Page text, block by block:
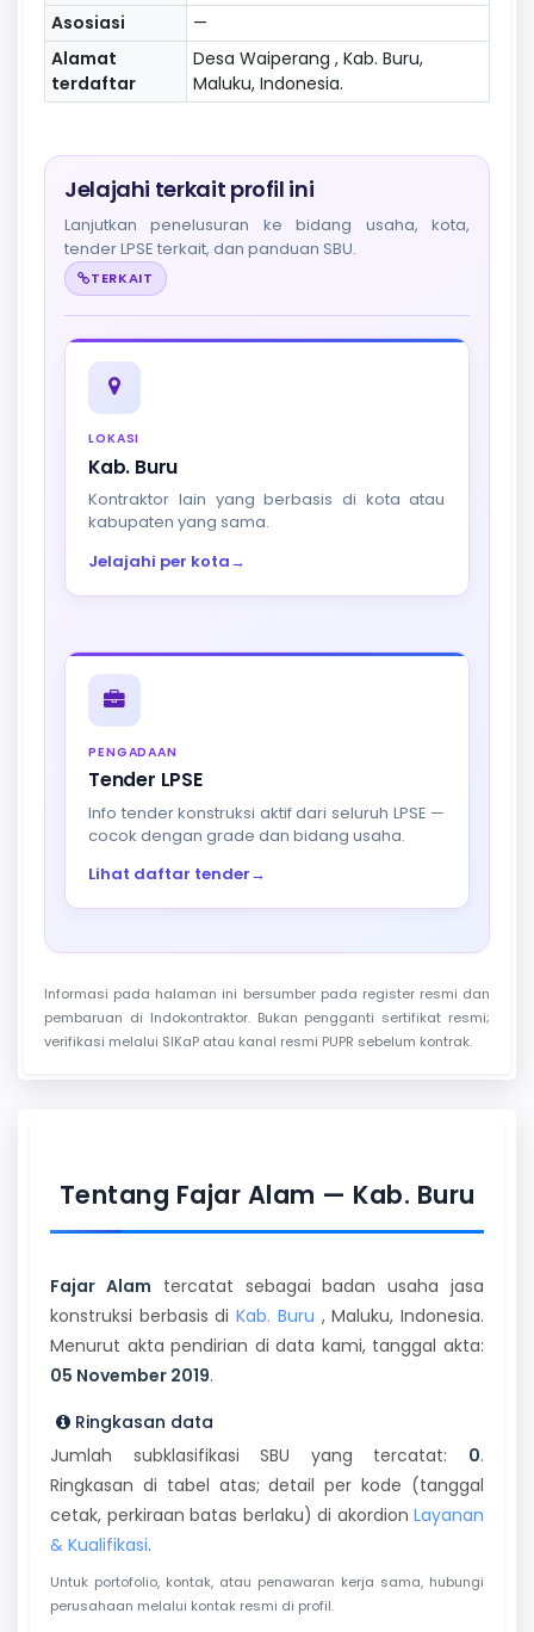
Asosiasi
—
Alamat
terdaftar
Desa Waiperang , Kab. Buru,
Maluku, Indonesia.
Jelajahi terkait profil ini
Lanjutkan penelusuran ke bidang usaha, kota,
tender LPSE terkait, dan panduan SBU.
TERKAIT
LOKASI
Kab. Buru
Kontraktor lain yang berbasis di kota atau
kabupaten yang sama.
Jelajahi per kota→
PENGADAAN
Tender LPSE
Info tender konstruksi aktif dari seluruh LPSE —
cocok dengan grade dan bidang usaha.
Lihat daftar tender→
Informasi pada halaman ini bersumber pada register resmi dan
pembaruan di Indokontraktor. Bukan pengganti sertifikat resmi;
verifikasi melalui SIKaP atau kanal resmi PUPR sebelum kontrak.
Tentang Fajar Alam — Kab. Buru
Fajar Alam tercatat sebagai badan usaha jasa
konstruksi berbasis diKab. Buru , Maluku, Indonesia.
Menurut akta pendirian di data kami, tanggal akta:
05 November 2019.
Ringkasan data
Jumlah subklasifikasi SBU yang tercatat: 0.
Ringkasan di tabel atas; detail per kode (tanggal
cetak, perkiraan batas berlaku) di akordion Layanan
& Kualifikasi.
Untuk portofolio, kontak, atau penawaran kerja sama, hubungi
perusahaan melalui kontak resmi di profil.